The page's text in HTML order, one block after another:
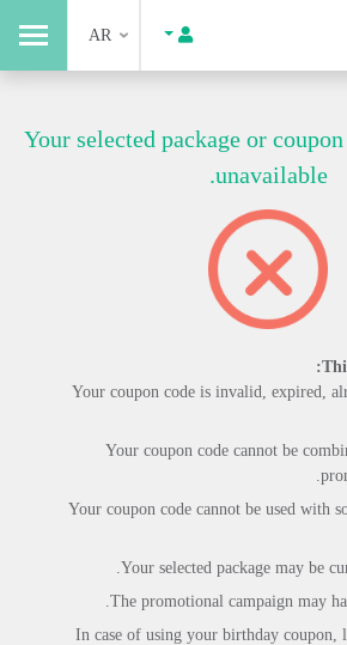
AR
Your selected package or
unavailable.
Your coupon code is invalid, expired,
Your coupon code cannot be
Your coupon code cannot be used with
Your selected package may be
The promotional campaign may
In case of using your birthday coupon,